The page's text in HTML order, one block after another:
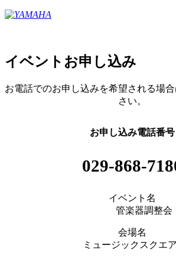
イベントお申し込み
お電話でのお申し込みを希望される場
さい。
お申し込み電話番号
029-868-
イベント名
管楽器調整会
会場名
ミュージックスクエ